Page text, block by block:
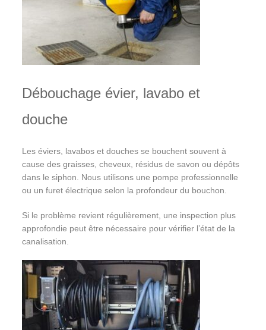
Débouchage évier, lavabo et
douche
Les éviers, lavabos et douches se bouchent souvent à
cause des graisses, cheveux, résidus de savon ou dépôts
dans le siphon. Nous utilisons une pompe professionnelle
ou un furet électrique selon la profondeur du bouchon.
Si le problème revient régulièrement, une inspection plus
approfondie peut être nécessaire pour vérifier l’état de la
canalisation.